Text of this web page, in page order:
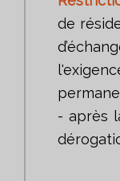
de
- après